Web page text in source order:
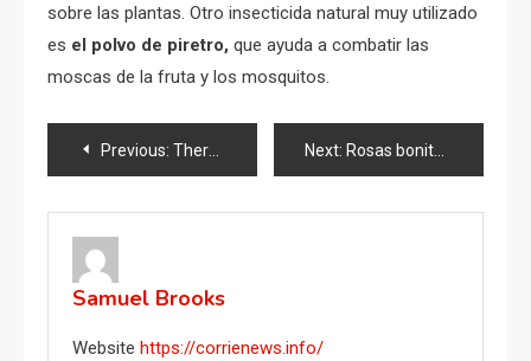
sobre las plantas. Otro insecticida natural muy utilizado
es el polvo de piretro, que ayuda a combatir las
moscas de la fruta y los mosquitos.
Post
navigation
Previous: There will be 100 times more strawberries, super feeding for strawberries and more. Next: Rosas bonitas y sanas: sigue estos 5 consejos para un jardín suntuoso
Samuel Brooks
Website https://corrienews.info/